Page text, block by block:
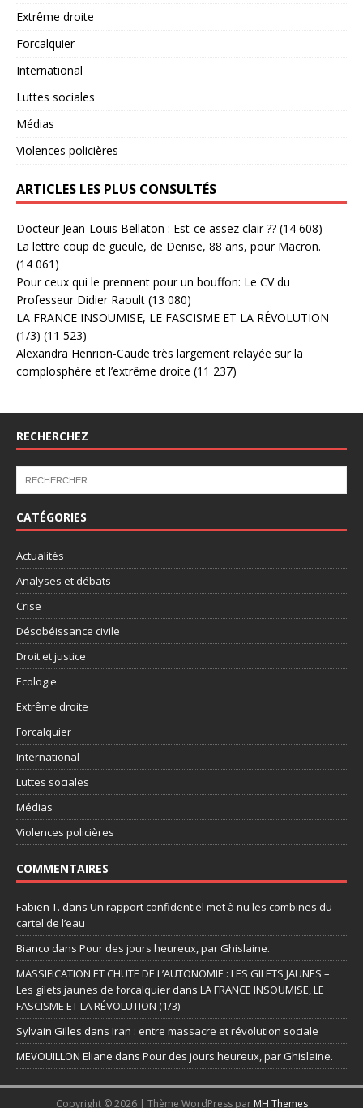
Extrême droite
Forcalquier
International
Luttes sociales
Médias
Violences policières
ARTICLES LES PLUS CONSULTÉS
Docteur Jean-Louis Bellaton : Est-ce assez clair ?? (14 608)
La lettre coup de gueule, de Denise, 88 ans, pour Macron.
(14 061)
Pour ceux qui le prennent pour un bouffon: Le CV du
Professeur Didier Raoult (13 080)
LA FRANCE INSOUMISE, LE FASCISME ET LA RÉVOLUTION
(1/3) (11 523)
Alexandra Henrion-Caude très largement relayée sur la
complosphère et l’extrême droite (11 237)
RECHERCHEZ
CATÉGORIES
Actualités
Analyses et débats
Crise
Désobéissance civile
Droit et justice
Ecologie
Extrême droite
Forcalquier
International
Luttes sociales
Médias
Violences policières
COMMENTAIRES
Fabien T. dans Un rapport confidentiel met à nu les combines du
cartel de l’eau
Bianco dans Pour des jours heureux, par Ghislaine.
MASSIFICATION ET CHUTE DE L’AUTONOMIE : LES GILETS JAUNES –
Les gilets jaunes de forcalquier dans LA FRANCE INSOUMISE, LE
FASCISME ET LA RÉVOLUTION (1/3)
Sylvain Gilles dans Iran : entre massacre et révolution sociale
MEVOUILLON Eliane dans Pour des jours heureux, par Ghislaine.
Copyright © 2026 | Thème WordPress par MH Themes